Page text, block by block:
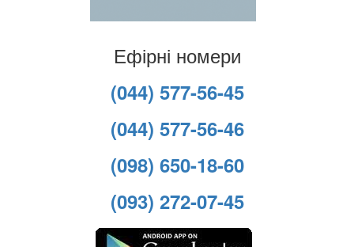
Ефірні номери
(044) 577-56-45
(044) 577-56-46
(098) 650-18-60
(093) 272-07-45